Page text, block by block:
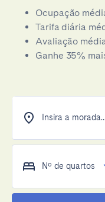
Ocupação
Tarifa diária
Avaliação
Ganhe 35%
Insira a
Nº de quartos